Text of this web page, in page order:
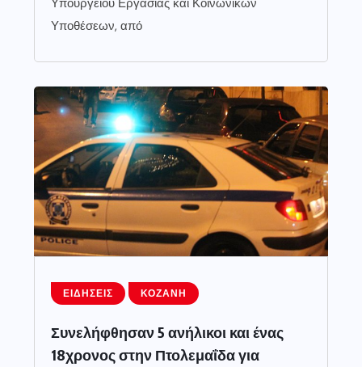
Υπουργείου Εργασίας και Κοινωνικών
Υποθέσεων, από
ΕΙΔΉΣΕΙΣ ΚΟΖΆΝΗ
Συνελήφθησαν 5 ανήλικοι και ένας
18χρονος στην Πτολεμαΐδα για